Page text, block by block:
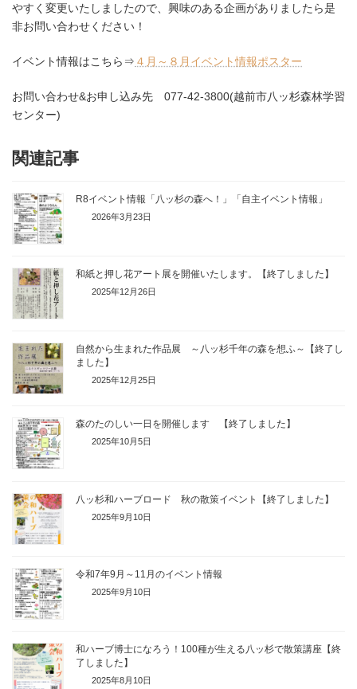
やすく変更いたしましたので、興味のある企画がありましたら是
非お問い合わせください！
イベント情報はこちら⇒ ４月～８月イベント情報ポスター
お問い合わせ&お申し込み先 077-42-3800(越前市八ッ杉森林学習
センター)
関連記事
R8イベント情報「八ッ杉の森へ！」「自主イベント情報」
2026年3月23日
和紙と押し花アート展を開催いたします。【終了しました】
2025年12月26日
自然から生まれた作品展 ～八ッ杉千年の森を想ふ～【終了し
ました】
2025年12月25日
森のたのしい一日を開催します 【終了しました】
2025年10月5日
八ッ杉和ハーブロード 秋の散策イベント【終了しました】
2025年9月10日
令和7年9月～11月のイベント情報
2025年9月10日
和ハーブ博士になろう！100種が生える八ッ杉で散策講座【終
了しました】
2025年8月10日